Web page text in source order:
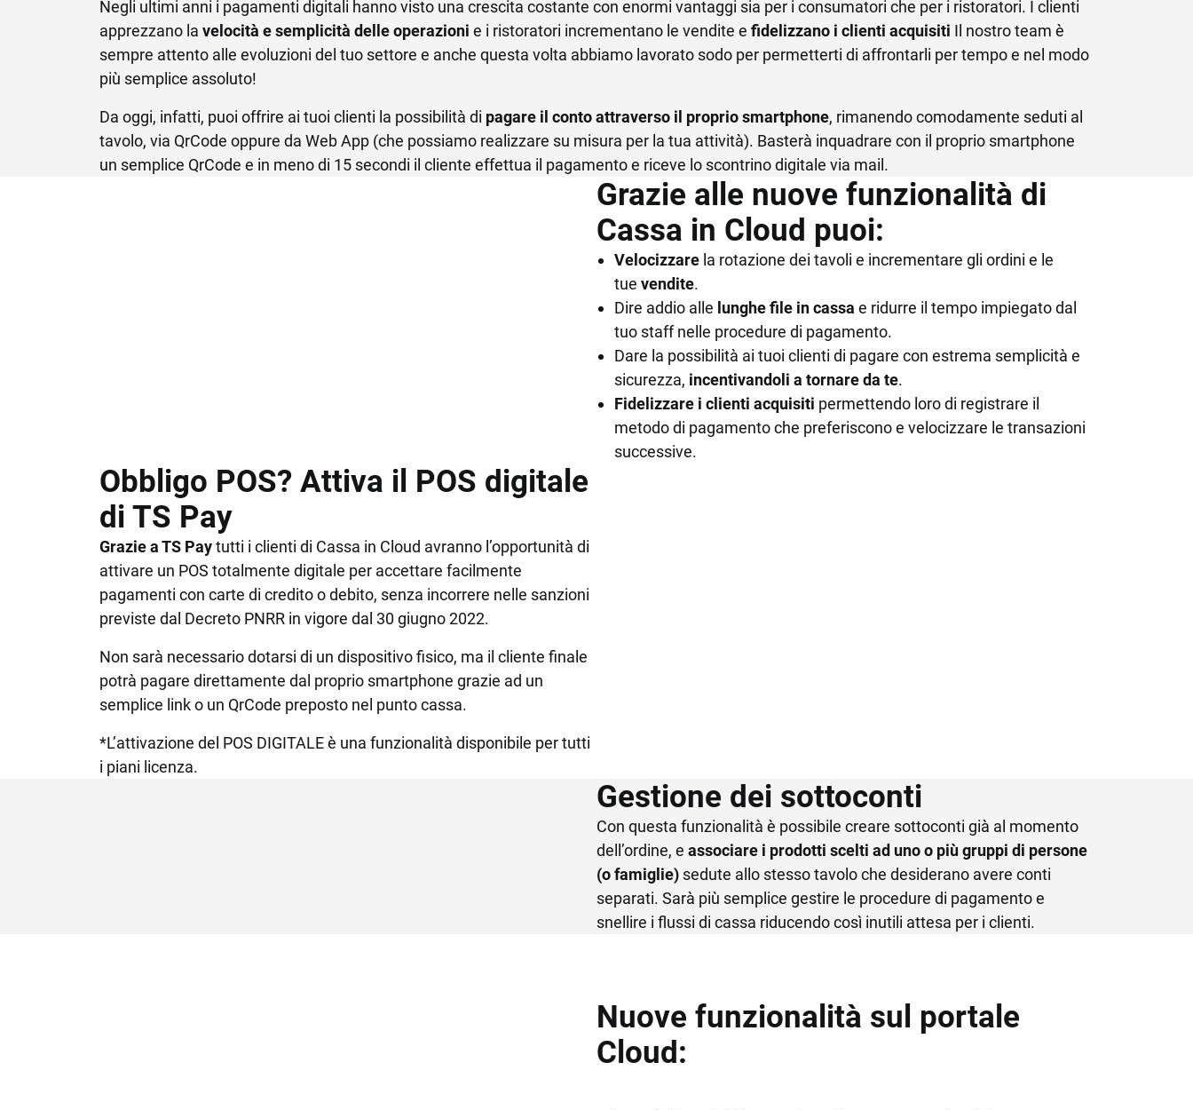
ALTRI GESTIONALI
Cost Management
Cybersecurity
GESTIONE MAGAZZINO
Magazzino
ADD ON & INTEGRAZIONI
Integrazioni e API
HARDWARE
Registratori di cassa, Totem, Stampanti,
Scopri tutte le funzionalità
Negli ultimi anni i pagamenti digitali hanno visto una crescita costante con enormi vantaggi sia per i consumatori che per i ristoratori. I clienti
apprezzano la velocità e semplicità delle operazioni e i ristoratori incrementano le vendite e fidelizzano i clienti acquisiti Il nostro team è
sempre attento alle evoluzioni del tuo settore e anche questa volta abbiamo lavorato sodo per permetterti di affrontarli per tempo e nel modo
più semplice assoluto!
Da oggi, infatti, puoi offrire ai tuoi clienti la possibilità di pagare il conto attraverso il proprio smartphone, rimanendo comodamente seduti al
tavolo, via QrCode oppure da Web App (che possiamo realizzare su misura per la tua attività). Basterà inquadrare con il proprio smartphone
un semplice QrCode e in meno di 15 secondi il cliente effettua il pagamento e riceve lo scontrino digitale via mail.
Grazie alle nuove funzionalità di
Cassa in Cloud puoi:
Velocizzare la rotazione dei tavoli e incrementare gli ordini e le
tue vendite.
Dire addio alle lunghe file in cassa e ridurre il tempo impiegato dal
tuo staff nelle procedure di pagamento.
Dare la possibilità ai tuoi clienti di pagare con estrema semplicità e
sicurezza, incentivandoli a tornare da te.
Fidelizzare i clienti acquisiti permettendo loro di registrare il
metodo di pagamento che preferiscono e velocizzare le transazioni
successive.
Obbligo POS? Attiva il POS digitale
di TS Pay
Grazie a TS Paytutti i clienti di Cassa in Cloud avranno l’opportunità di
attivare un POS totalmente digitale per accettare facilmente
pagamenti con carte di credito o debito, senza incorrere nelle sanzioni
previste dal Decreto PNRR in vigore dal 30 giugno 2022.
Non sarà necessario dotarsi di un dispositivo fisico, ma il cliente finale
potrà pagare direttamente dal proprio smartphone grazie ad un
semplice link o un QrCode preposto nel punto cassa.
*L’attivazione del POS DIGITALE è una funzionalità disponibile per tutti
i piani licenza.
Gestione dei sottoconti
Con questa funzionalità è possibile creare sottoconti già al momento
dell’ordine, e associare i prodotti scelti ad uno o più gruppi di persone
(o famiglie)sedute allo stesso tavolo che desiderano avere conti
separati. Sarà più semplice gestire le procedure di pagamento e
snellire i flussi di cassa riducendo così inutili attesa per i clienti.
Nuove funzionalità sul portale
Cloud: